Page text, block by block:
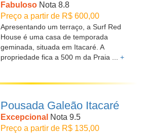
Fabuloso Nota 8.8
Preço a partir de R$ 600,00
Apresentando um terraço, a Surf Red
House é uma casa de temporada
geminada, situada em Itacaré. A
propriedade fica a 500 m da Praia ... +
Pousada Galeão Itacaré
Excepcional Nota 9.5
Preço a partir de R$ 135,00